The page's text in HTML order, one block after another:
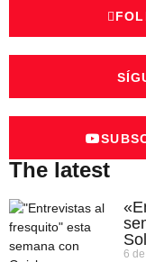
The latest
6